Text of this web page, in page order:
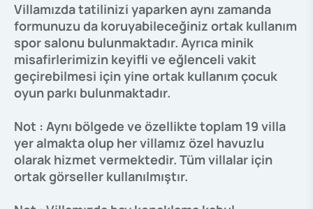
Villamızda tatilinizi yaparken aynı zamanda
formunuzu da koruyabileceğiniz ortak kullanım
spor salonu bulunmaktadır. Ayrıca minik
misafirlerimizin keyifli ve eğlenceli vakit
geçirebilmesi için yine ortak kullanım çocuk
oyun parkı bulunmaktadır.
Not : Aynı bölgede ve özellikte toplam 19 villa
yer almakta olup her villamız özel havuzlu
olarak hizmet vermektedir. Tüm villalar için
ortak görseller kullanılmıştır.